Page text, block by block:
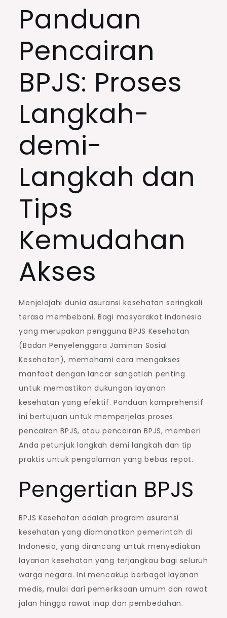
Panduan
Pencairan
BPJS: Proses
Langkah-
demi-
Langkah dan
Tips
Kemudahan
Akses
Menjelajahi dunia asuransi kesehatan seringkali
terasa membebani. Bagi masyarakat Indonesia
yang merupakan pengguna BPJS Kesehatan
(Badan Penyelenggara Jaminan Sosial
Kesehatan), memahami cara mengakses
manfaat dengan lancar sangatlah penting
untuk memastikan dukungan layanan
kesehatan yang efektif. Panduan komprehensif
ini bertujuan untuk memperjelas proses
pencairan BPJS, atau pencairan BPJS, memberi
Anda petunjuk langkah demi langkah dan tip
praktis untuk pengalaman yang bebas repot.
Pengertian BPJS
BPJS Kesehatan adalah program asuransi
kesehatan yang diamanatkan pemerintah di
Indonesia, yang dirancang untuk menyediakan
layanan kesehatan yang terjangkau bagi seluruh
warga negara. Ini mencakup berbagai layanan
medis, mulai dari pemeriksaan umum dan rawat
jalan hingga rawat inap dan pembedahan.